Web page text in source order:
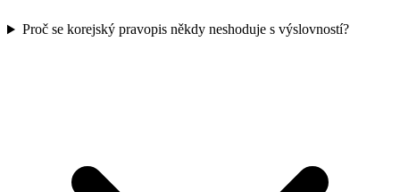
Proč se korejský pravopis někdy neshoduje s výslovností?